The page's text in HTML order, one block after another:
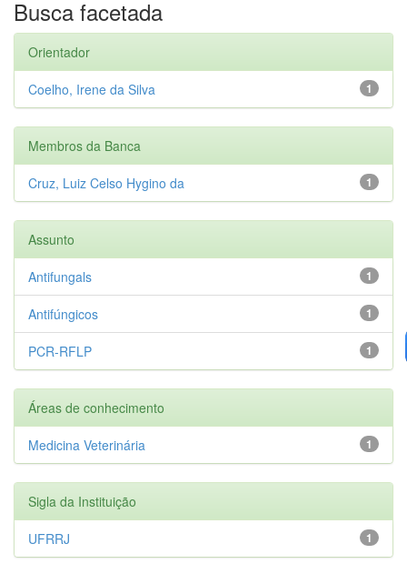
Busca facetada
Orientador
1
Coelho, Irene da Silva
Membros da Banca
1
Cruz, Luiz Celso Hygino da
Assunto
1
Antifungals
1
Antifúngicos
1
PCR-RFLP
Áreas de conhecimento
1
Medicina Veterinária
Sigla da Instituição
1
UFRRJ